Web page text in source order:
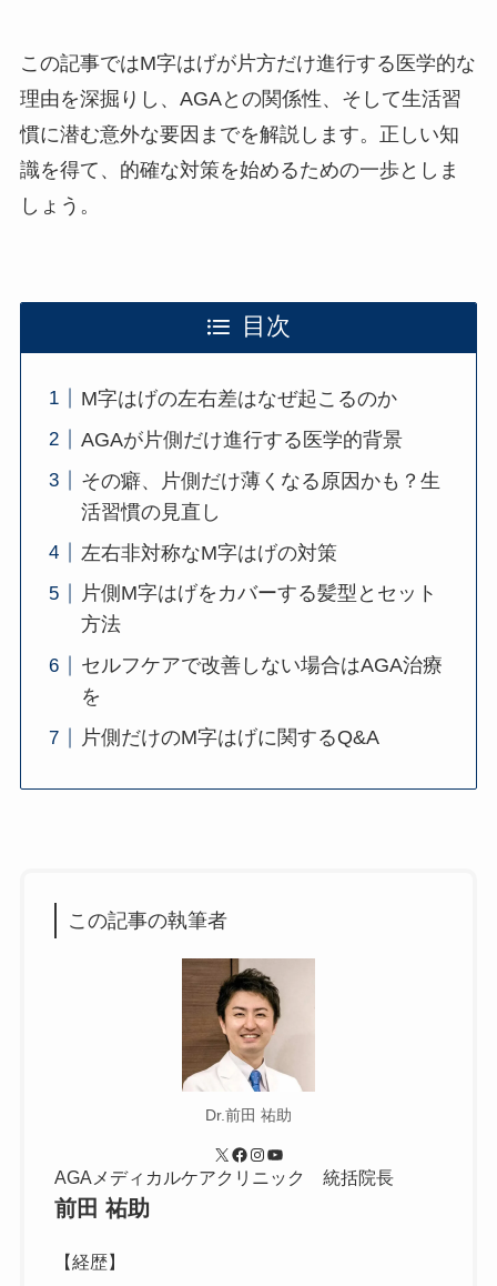
この記事ではM字はげが片方だけ進行する医学的な
理由を深掘りし、AGAとの関係性、そして生活習
慣に潜む意外な要因までを解説します。正しい知
識を得て、的確な対策を始めるための一歩としま
しょう。
目次
M字はげの左右差はなぜ起こるのか
AGAが片側だけ進行する医学的背景
その癖、片側だけ薄くなる原因かも？生
活習慣の見直し
左右非対称なM字はげの対策
片側M字はげをカバーする髪型とセット
方法
セルフケアで改善しない場合はAGA治療
を
片側だけのM字はげに関するQ&A
この記事の執筆者
Dr.前田 祐助
X Facebook Instagram YouTube
AGAメディカルケアクリニック 統括院長
前田 祐助
【経歴】